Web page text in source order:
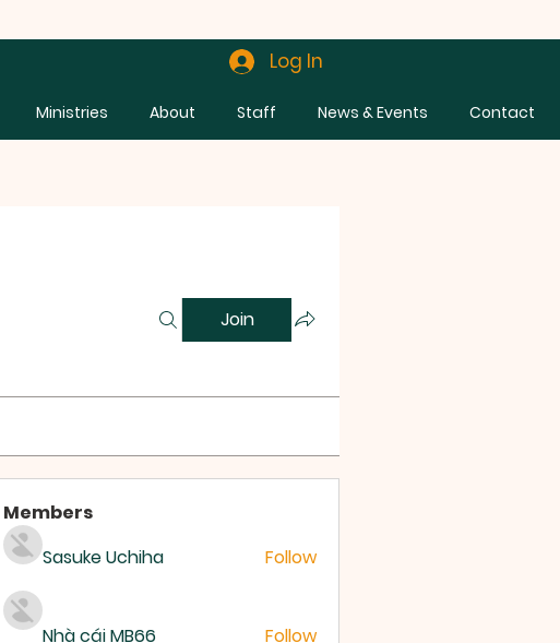
Log In
Ministries About Staff News & Events Contact
Join
Members
Sasuke Uchiha
Follow
Nhà cái MB66 Follow